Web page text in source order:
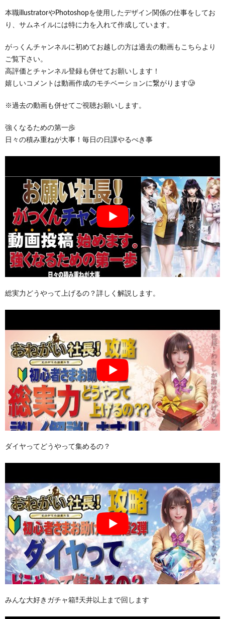
本職illustratorやPhotoshopを使用したデザイン関係の仕事をしてお
り、サムネイルには特に力を入れて作成しています。
がっくんチャンネルに初めてお越しの方は過去の動画もこちらより
ご覧下さい。
高評価とチャンネル登録も併せてお願いします！
嬉しいコメントは動画作成のモチベーションに繋がります🥲
※過去の動画も併せてご視聴お願いします。
強くなるための第一歩
日々の積み重ねが大事！毎日の日課やるべき事
総実力どうやって上げるの？詳しく解説します。
ダイヤってどうやって集めるの？
みんな大好きガチャ箱‼︎天井以上まで回します